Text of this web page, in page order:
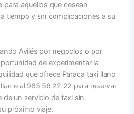
para aquellos que desean
tiempo y sin complicaciones a su
Avilés por negocios o por
de experimentar la
que ofrece Parada taxi llano
al 985 56 22 22 para reservar
de un servicio de taxi sin
próximo viaje.